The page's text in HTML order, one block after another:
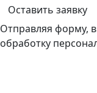
Оставить заявку
Отправляя форму,
обработку